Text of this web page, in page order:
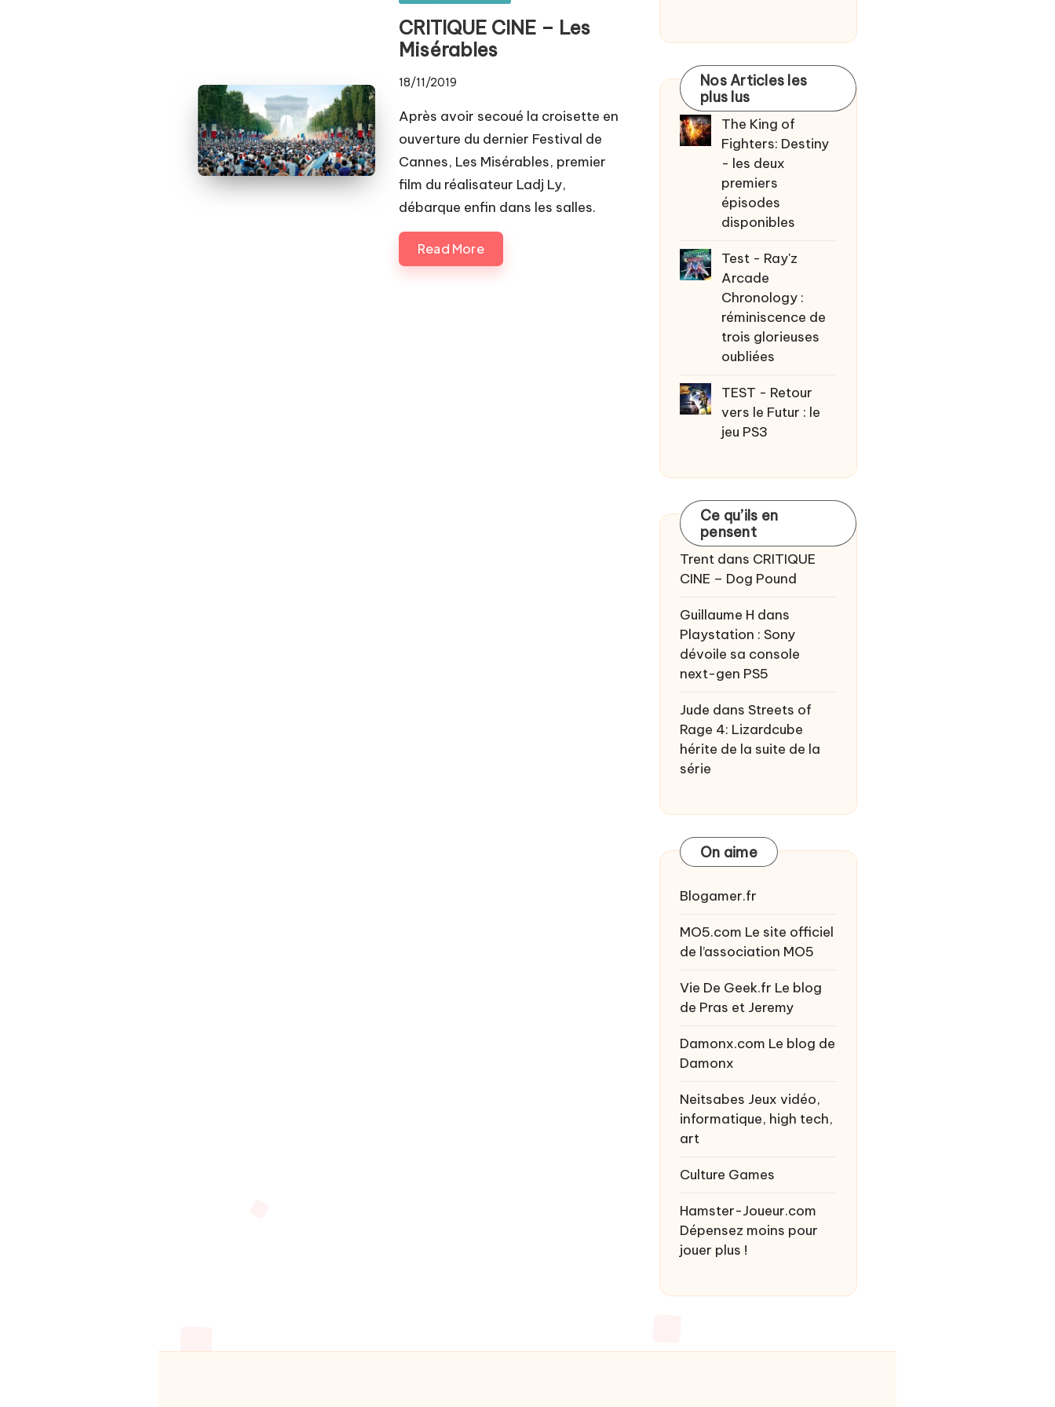
CRITIQUE CINE – Les
Misérables
18/11/2019
Après avoir secoué la croisette en
ouverture du dernier Festival de
Cannes, Les Misérables, premier
film du réalisateur Ladj Ly,
débarque enfin dans les salles.
Read More
Nos Articles les
plus lus
The King of
Fighters: Destiny
- les deux
premiers
épisodes
disponibles
Test - Ray'z
Arcade
Chronology :
réminiscence de
trois glorieuses
oubliées
TEST - Retour
vers le Futur : le
jeu PS3
Ce qu’ils en
pensent
Trent dans CRITIQUE
CINE – Dog Pound
Guillaume H dans
Playstation : Sony
dévoile sa console
next-gen PS5
Jude dans Streets of
Rage 4: Lizardcube
hérite de la suite de la
série
On aime
Blogamer.fr
MO5.com Le site officiel
de l’association MO5
Vie De Geek.fr Le blog
de Pras et Jeremy
Damonx.com Le blog de
Damonx
Neitsabes Jeux vidéo,
informatique, high tech,
art
Culture Games
Hamster-Joueur.com
Dépensez moins pour
jouer plus !